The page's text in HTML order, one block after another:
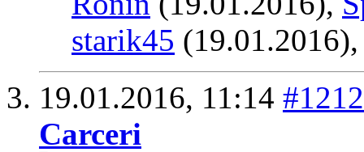
starik45
19.01.2016, 11:14 #1212
Carceri